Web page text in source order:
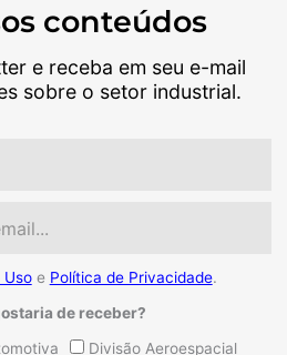
conteúdos
e receba em seu e-mail
sobre o setor industrial.
Usoe Política de Privacidade.
de receber?
Divisão Aeroespacial